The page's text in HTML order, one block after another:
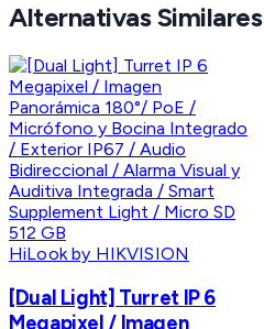
Alternativas Similares
HiLook by HIKVISION
[Dual Light] Turret IP 6
Megapixel / Imagen